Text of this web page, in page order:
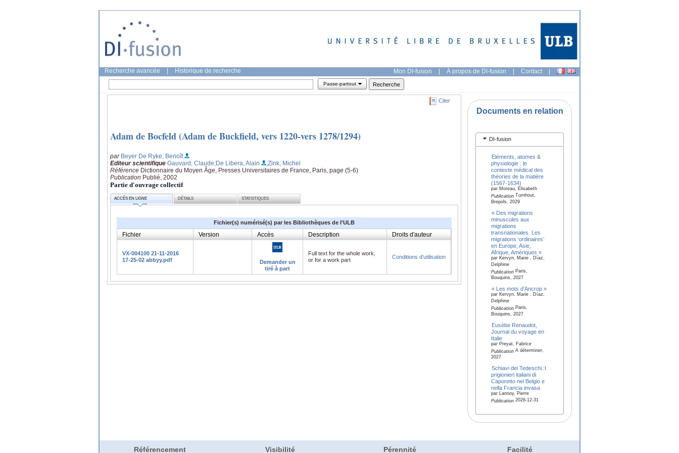
Recherche avancée Historique de recherche Mon DI-fusion | À propos de DI-fusion | Contact |
Passe-partout
Citer
Adam de Bocfeld (Adam de Buckfield, vers 1220-vers 1278/1294)
par Beyer De Ryke, Benoît
Editeur scientifique Gauvard, Claude;De Libera, Alain
;Zink, Michel
Référence Dictionnaire du Moyen Âge, Presses Universitaires de France, Paris, page (5-6)
Publication Publié, 2002
Partie d'ouvrage collectif
ACCÈS EN LIGNE DÉTAILS STATISTIQUES
Fichier(s) numérisé(s) par les Bibliothèques de l'ULB
Fichier Version Accès Description Droits d'auteur
VX-004100 21-11-2016
17-25-02 abbyy.pdf
Demander un
tiré à part
Full text for the whole work,
or for a work part
Conditions d'utilisation
Documents en relation
DI-fusion
Eléments, atomes &
physiologie : le
contexte médical des
théories de la matière
(1567-1634)
par Moreau, Elisabeth
PublicationTurnhout,
Brepols, 2029
« Des migrations
minuscules aux
migrations
transnationales. Les
migrations ‘ordinaires’
en Europe, Asie,
Afrique, Amériques »
par Kervyn, Marie , Díaz,
Delphine
PublicationParis,
Bouquins, 2027
« Les mots d’Ancrop »
par Kervyn, Marie , Díaz,
Delphine
PublicationParis,
Bouquins, 2027
Eusèbe Renaudot,
Journal du voyage en
Italie
par Preyat, Fabrice
PublicationA déterminer,
2027
Schiavi dei Tedeschi.:I
prigionieri italiani di
Caporetto nel Belgio e
nella Francia invasa
par Lannoy, Pierre
Publication2026-12-31
Référencement Visibilité Pérennité Facilité